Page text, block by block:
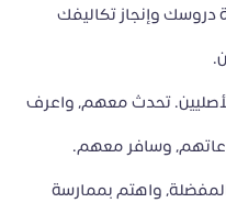
دروسك وإنجاز تكاليفك
تحدث معهم، واعرف
وسافر معهم.
واهتم بممارسة